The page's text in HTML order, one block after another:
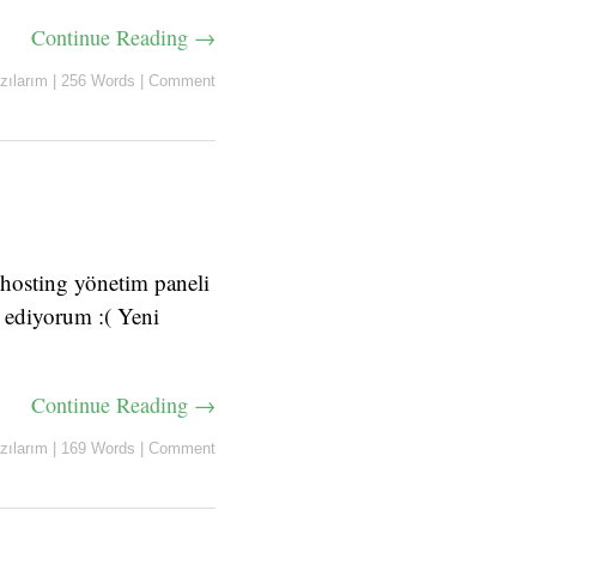
Continue Reading →
256 Words Comment
yönetim paneli
ediyorum :( Yeni
Continue Reading →
169 Words Comment